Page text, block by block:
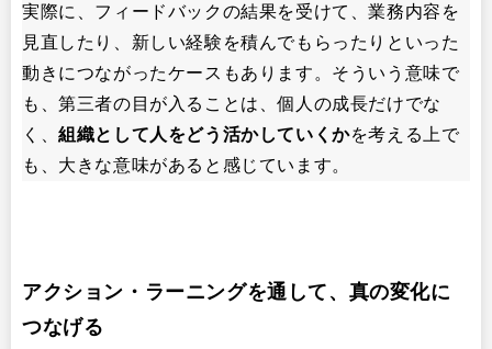
実際に、フィードバックの結果を受けて、業務内容を
見直したり、新しい経験を積んでもらったりといった
動きにつながったケースもあります。そういう意味で
も、第三者の目が入ることは、個人の成長だけでな
く、組織として人をどう活かしていくかを考える上で
も、大きな意味があると感じています。
アクション・ラーニングを通して、真の変化に
つなげる